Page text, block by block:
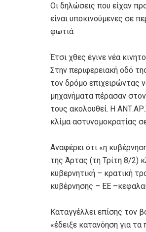
Οι δηλώσεις που είχαν
είναι υποκινούμενες σε
φωτιά.
Έτσι χθες έγινε νέα
Στην περιφερειακή οδό
τον δρόμο επιχειρώντας
μηχανήματα πέρασαν
τους ακολουθεί. Η
κλίμα αστυνομοκρατίας
Αναφέρει ότι «η
της Άρτας (τη Τρίτη 8/2)
κυβερνητική – κρατική
κυβέρνησης – ΕΕ
Καταγγέλλει επίσης τον
«έδειξε κατανόηση για